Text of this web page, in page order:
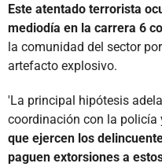
Este atentado terrorista
mediodía en la carrera 6
la comunidad del sector
artefacto explosivo.
'La principal hipótesis
coordinación con la policía
que ejercen los
paguen extorsiones a